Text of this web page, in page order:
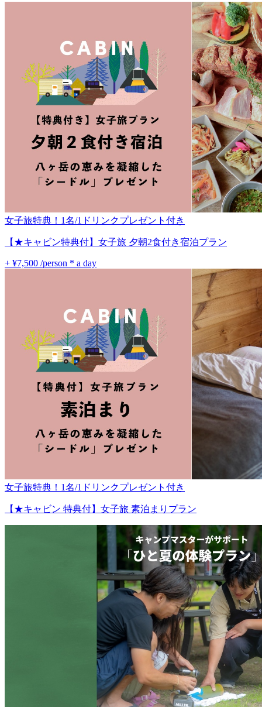
女子旅特典！1名/1ドリンクプレゼント付き
【★キャビン特典付】女子旅 夕朝2食付き宿泊プラン
+ ¥7,500 /person * a day
女子旅特典！1名/1ドリンクプレゼント付き
【★キャビン 特典付】女子旅 素泊まりプラン